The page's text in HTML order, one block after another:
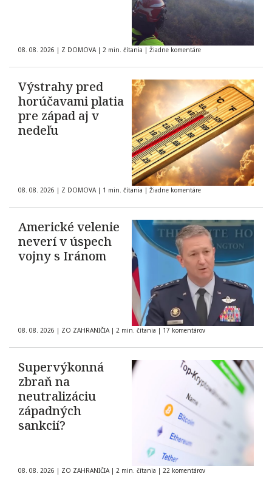
08. 08. 2026 | Z DOMOVA | 2 min. čítania | Žiadne komentáre
Výstrahy pred
horúčavami platia
pre západ aj v
nedeľu
08. 08. 2026 | Z DOMOVA | 1 min. čítania | Žiadne komentáre
Americké velenie
neverí v úspech
vojny s Iránom
08. 08. 2026 | ZO ZAHRANIČIA | 2 min. čítania | 17 komentárov
Supervýkonná
zbraň na
neutralizáciu
západných
sankcií?
08. 08. 2026 | ZO ZAHRANIČIA | 2 min. čítania | 22 komentárov